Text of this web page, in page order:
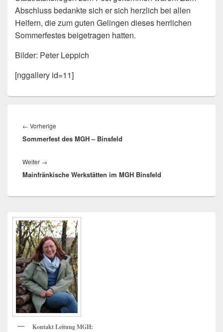
Abschluss bedankte sich er sich herzlich bei allen
Helfern, die zum guten Gelingen dieses herrlichen
Sommerfestes beigetragen hatten.
Bilder: Peter Leppich
[nggallery id=11]
← Vorherige
Beitrag:
Sommerfest des MGH – Binsfeld
Weiter →
Beitrag:
Mainfränkische Werkstätten im MGH Binsfeld
Primärer
Seitenleisten
Widget-
Bereich
Kontakt Leitung MGH: